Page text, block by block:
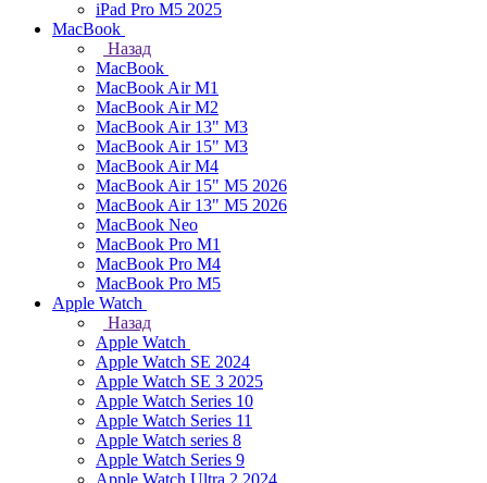
iPad Pro M5 2025
MacBook
Назад
MacBook
MacBook Air M1
MacBook Air M2
MacBook Air 13" M3
MacBook Air 15" M3
MacBook Air M4
MacBook Air 15" М5 2026
MacBook Air 13" М5 2026
MacBook Neo
MacBook Pro M1
MacBook Pro M4
MacBook Pro M5
Apple Watch
Назад
Apple Watch
Apple Watch SE 2024
Apple Watch SE 3 2025
Apple Watch Series 10
Apple Watch Series 11
Apple Watch series 8
Apple Watch Series 9
Apple Watch Ultra 2 2024